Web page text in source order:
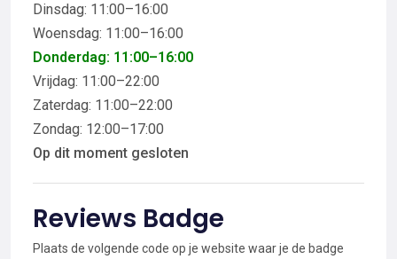
Dinsdag: 11:00–16:00
Woensdag: 11:00–16:00
Donderdag: 11:00–16:00
Vrijdag: 11:00–22:00
Zaterdag: 11:00–22:00
Zondag: 12:00–17:00
Op dit moment gesloten
Reviews Badge
Plaats de volgende code op je website waar je de badge